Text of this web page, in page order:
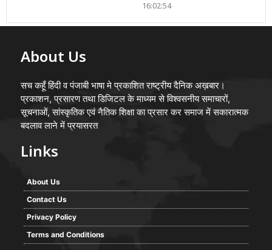
16:02:54
About Us
सच कहूँ हिंदी व पंजाबी भाषा मे प्रकाशित राष्ट्रीय दैनिक अख़बार।
प्रकाशन, प्रसारण तथा डिजिटल के माध्यम से विश्वसनीय समाचारों,
सूचनाओं, सांस्कृतिक एवं नैतिक शिक्षा का प्रसार कर समाज में सकारात्मक
बदलाव लाने में प्रयासरत
Links
About Us
Contact Us
Privacy Policy
Terms and Conditions